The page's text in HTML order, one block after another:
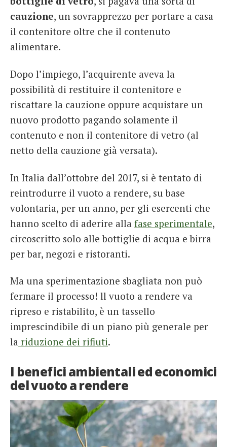
cauzione, un sovrapprezzo per portare a casa
il contenitore oltre che il contenuto
alimentare.
Dopo l’impiego, l’acquirente aveva la
possibilità di restituire il contenitore e
riscattare la cauzione oppure acquistare un
nuovo prodotto pagando solamente il
contenuto e non il contenitore di vetro (al
netto della cauzione già versata).
In Italia dall’ottobre del 2017, si è tentato di
reintrodurre il vuoto a rendere, su base
volontaria, per un anno, per gli esercenti che
hanno scelto di aderire alla fase sperimentale,
circoscritto solo alle bottiglie di acqua e birra
per bar, negozi e ristoranti.
Ma una sperimentazione sbagliata non può
fermare il processo! ll vuoto a rendere va
ripreso e ristabilito, è un tassello
imprescindibile di un piano più generale per
la riduzione dei rifiuti.
I benefici ambientali ed economici
del vuoto a rendere